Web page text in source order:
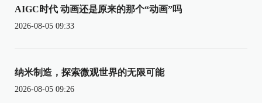
AIGC时代 动画还是原来的那个“动画”吗
2026-08-05 09:33
纳米制造，探索微观世界的无限可能
2026-08-05 09:26